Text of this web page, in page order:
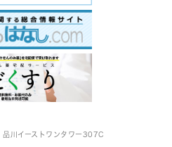
品川イーストワンタワー307C